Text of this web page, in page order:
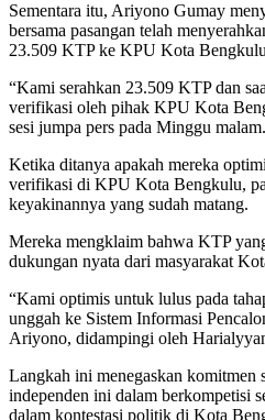
Sementara itu, Ariyono Gumay
bersama pasangan telah
23.509 KTP ke KPU Kota
“Kami serahkan 23.509 KTP dan
verifikasi oleh pihak KPU Kota
sesi jumpa pers pada Minggu malam.
Ketika ditanya apakah mereka
verifikasi di KPU Kota Bengkulu,
keyakinannya yang sudah matang.
Mereka mengklaim bahwa KTP
dukungan nyata dari masyarakat
“Kami optimis untuk lulus pada
unggah ke Sistem Informasi
Ariyono, didampingi oleh
Langkah ini menegaskan komitmen
independen ini dalam berkompetisi
dalam kontestasi politik di Kota